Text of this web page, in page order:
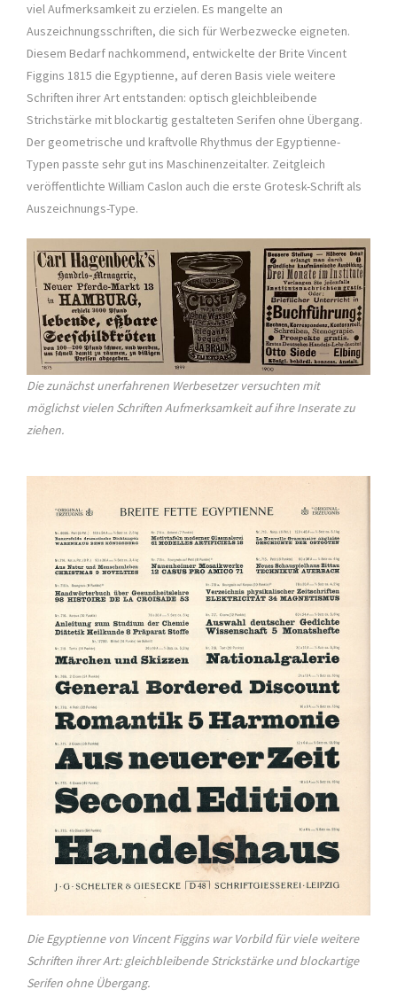
viel Aufmerksamkeit zu erzielen. Es mangelte an
Auszeichnungsschriften, die sich für Werbezwecke eigneten.
Diesem Bedarf nachkommend, entwickelte der Brite Vincent
Figgins 1815 die Egyptienne, auf deren Basis viele weitere
Schriften ihrer Art entstanden: optisch gleichbleibende
Strichstärke mit blockartig gestalteten Serifen ohne Übergang.
Der geometrische und kraftvolle Rhythmus der Egyptienne-
Typen passte sehr gut ins Maschinenzeitalter. Zeitgleich
veröffentlichte William Caslon auch die erste Grotesk-Schrift als
Auszeichnungs-Type.
Die zunächst unerfahrenen Werbesetzer versuchten mit
möglichst vielen Schriften Aufmerksamkeit auf ihre Inserate zu
ziehen.
Die Egyptienne von Vincent Figgins war Vorbild für viele weitere
Schriften ihrer Art: gleichbleibende Strickstärke und blockartige
Serifen ohne Übergang.